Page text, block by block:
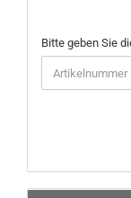
BITTE
GEBEN
SIE
DIE
EIN.
Bitte geben Sie